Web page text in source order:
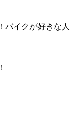
イクが好きな人